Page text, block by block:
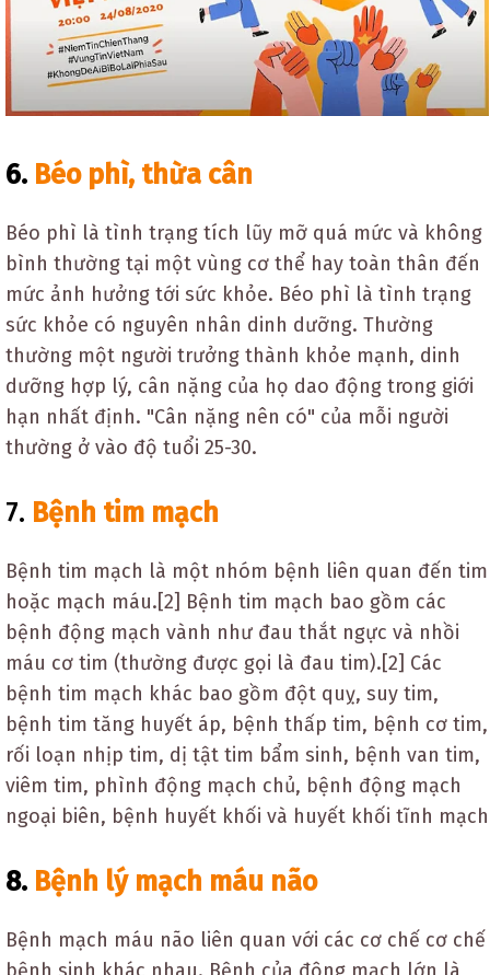
6. Béo phì, thừa cân
Béo phì là tình trạng tích lũy mỡ quá mức và không
bình thường tại một vùng cơ thể hay toàn thân đến
mức ảnh hưởng tới sức khỏe. Béo phì là tình trạng
sức khỏe có nguyên nhân dinh dưỡng. Thường
thường một người trưởng thành khỏe mạnh, dinh
dưỡng hợp lý, cân nặng của họ dao động trong giới
hạn nhất định. "Cân nặng nên có" của mỗi người
thường ở vào độ tuổi 25-30.
7. Bệnh tim mạch
Bệnh tim mạch là một nhóm bệnh liên quan đến tim
hoặc mạch máu.[2] Bệnh tim mạch bao gồm các
bệnh động mạch vành như đau thắt ngực và nhồi
máu cơ tim (thường được gọi là đau tim).[2] Các
bệnh tim mạch khác bao gồm đột quỵ, suy tim,
bệnh tim tăng huyết áp, bệnh thấp tim, bệnh cơ tim,
rối loạn nhịp tim, dị tật tim bẩm sinh, bệnh van tim,
viêm tim, phình động mạch chủ, bệnh động mạch
ngoại biên, bệnh huyết khối và huyết khối tĩnh mạch
8. Bệnh lý mạch máu não
Bệnh mạch máu não liên quan với các cơ chế cơ chế